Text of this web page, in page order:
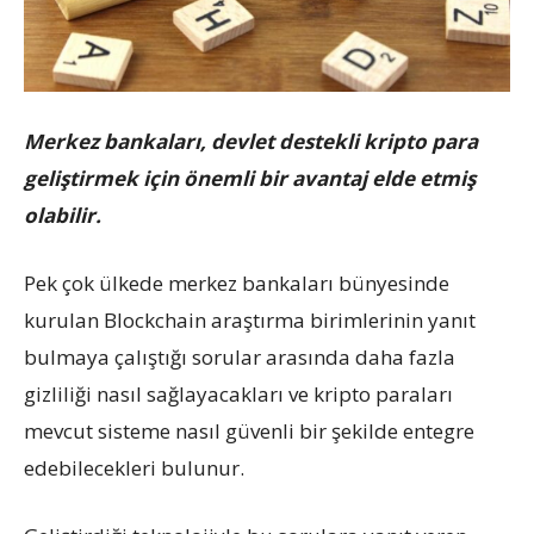
Merkez bankaları, devlet destekli kripto para
geliştirmek için önemli bir avantaj elde etmiş
olabilir.
Pek çok ülkede merkez bankaları bünyesinde
kurulan Blockchain araştırma birimlerinin yanıt
bulmaya çalıştığı sorular arasında daha fazla
gizliliği nasıl sağlayacakları ve kripto paraları
mevcut sisteme nasıl güvenli bir şekilde entegre
edebilecekleri bulunur.